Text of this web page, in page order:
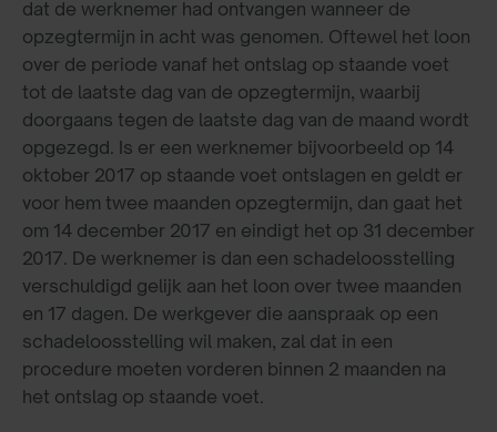
dat de werknemer had ontvangen wanneer de
opzegtermijn in acht was genomen. Oftewel het loon
over de periode vanaf het ontslag op staande voet
tot de laatste dag van de opzegtermijn, waarbij
doorgaans tegen de laatste dag van de maand wordt
opgezegd. Is er een werknemer bijvoorbeeld op 14
oktober 2017 op staande voet ontslagen en geldt er
voor hem twee maanden opzegtermijn, dan gaat het
om 14 december 2017 en eindigt het op 31 december
2017. De werknemer is dan een schadeloosstelling
verschuldigd gelijk aan het loon over twee maanden
en 17 dagen. De werkgever die aanspraak op een
schadeloosstelling wil maken, zal dat in een
procedure moeten vorderen binnen 2 maanden na
het ontslag op staande voet.